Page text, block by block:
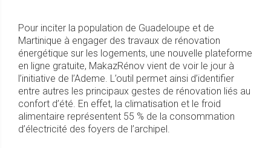
Pour inciter la population de Guadeloupe et de
Martinique à engager des travaux de rénovation
énergétique sur les logements, une nouvelle plateforme
en ligne gratuite, MakazRénov vient de voir le jour à
l’initiative de l’Ademe. L’outil permet ainsi d’identifier
entre autres les principaux gestes de rénovation liés au
confort d’été. En effet, la climatisation et le froid
alimentaire représentent 55 % de la consommation
d’électricité des foyers de l’archipel.